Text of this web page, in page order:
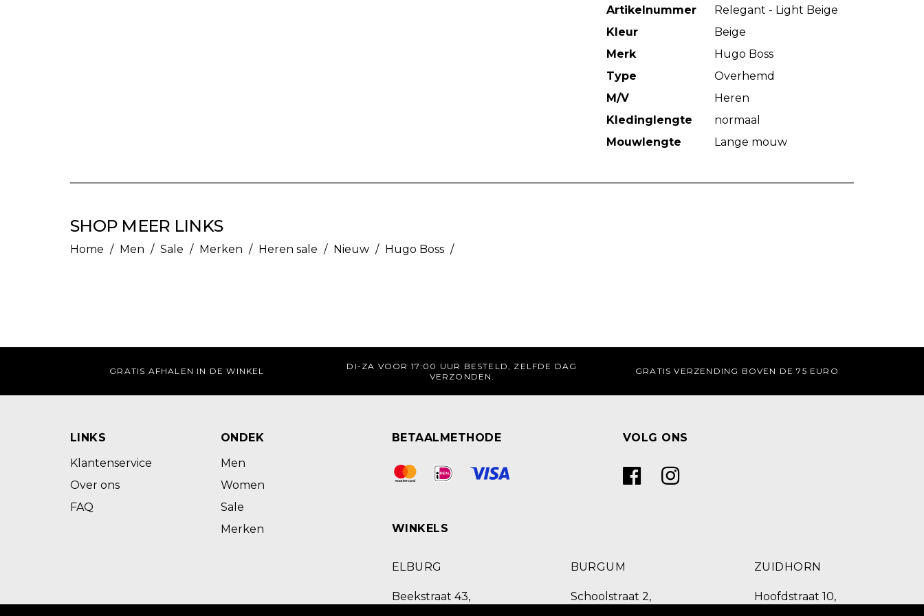
Artikelnummer
Relegant - Light Beige
Kleur
Beige
Merk
Hugo Boss
Type
Overhemd
M/V
Heren
Kledinglengte
normaal
Mouwlengte
Lange mouw
SHOP MEER LINKS
Home / Men / Sale / Merken / Heren sale / Nieuw / Hugo Boss /
GRATIS AFHALEN IN DE WINKEL
DI-ZA VOOR 17:00 UUR BESTELD, ZELFDE DAG
VERZONDEN.
GRATIS VERZENDING BOVEN DE 75 EURO
LINKS
Klantenservice
Over ons
FAQ
ONDEK
Men
Women
Sale
Merken
BETAALMETHODE VOLG ONS
WINKELS
ELBURG
Beekstraat 43,
BURGUM
Schoolstraat 2,
ZUIDHORN
Hoofdstraat 10,